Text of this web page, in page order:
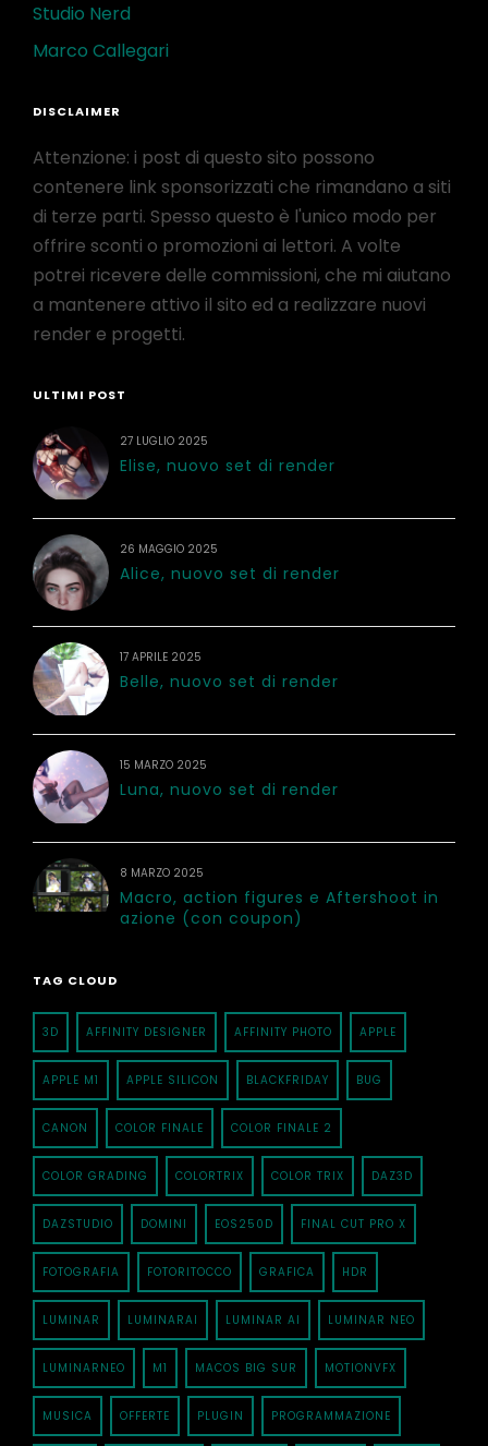
Studio Nerd
Marco Callegari
DISCLAIMER
Attenzione: i post di questo sito possono
contenere link sponsorizzati che rimandano a siti
di terze parti. Spesso questo è l'unico modo per
offrire sconti o promozioni ai lettori. A volte
potrei ricevere delle commissioni, che mi aiutano
a mantenere attivo il sito ed a realizzare nuovi
render e progetti.
ULTIMI POST
27 LUGLIO 2025
Elise, nuovo set di render
26 MAGGIO 2025
Alice, nuovo set di render
17 APRILE 2025
Belle, nuovo set di render
15 MARZO 2025
Luna, nuovo set di render
8 MARZO 2025
Macro, action figures e Aftershoot in
azione (con coupon)
TAG CLOUD
3D AFFINITY DESIGNER AFFINITY PHOTO APPLE
APPLE M1 APPLE SILICON BLACKFRIDAY BUG
CANON COLOR FINALE COLOR FINALE 2
COLOR GRADING COLORTRIX COLOR TRIX DAZ3D
DAZSTUDIO DOMINI EOS250D FINAL CUT PRO X
FOTOGRAFIA FOTORITOCCO GRAFICA HDR
LUMINAR LUMINARAI LUMINAR AI LUMINAR NEO
LUMINARNEO M1 MACOS BIG SUR MOTIONVFX
MUSICA OFFERTE PLUGIN PROGRAMMAZIONE